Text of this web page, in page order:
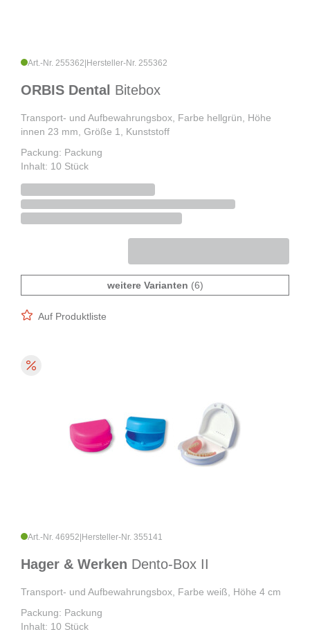
Art.-Nr. 255362 Hersteller-Nr. 255362
ORBIS Dental Bitebox
Transport- und Aufbewahrungsbox, Farbe hellgrün, Höhe
innen 23 mm, Größe 1, Kunststoff
Packung: Packung
Inhalt: 10 Stück
weitere Varianten (6)
Auf Produktliste
Art.-Nr. 46952 Hersteller-Nr. 355141
Hager & Werken Dento-Box II
Transport- und Aufbewahrungsbox, Farbe weiß, Höhe 4 cm
Packung: Packung
Inhalt: 10 Stück